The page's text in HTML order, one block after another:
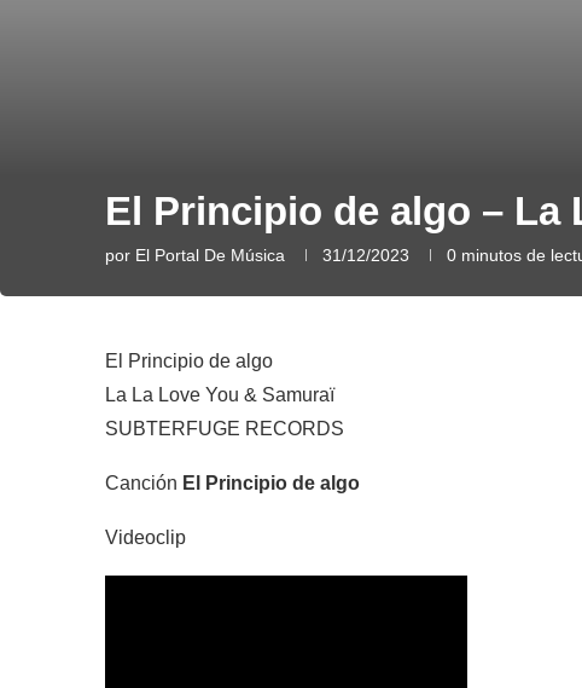
El Principio de algo – La
por El Portal De Música 31/12/2023 0 minutos de
El Principio de algo
La La Love You & Samuraï
SUBTERFUGE RECORDS
Canción El Principio de algo
Videoclip